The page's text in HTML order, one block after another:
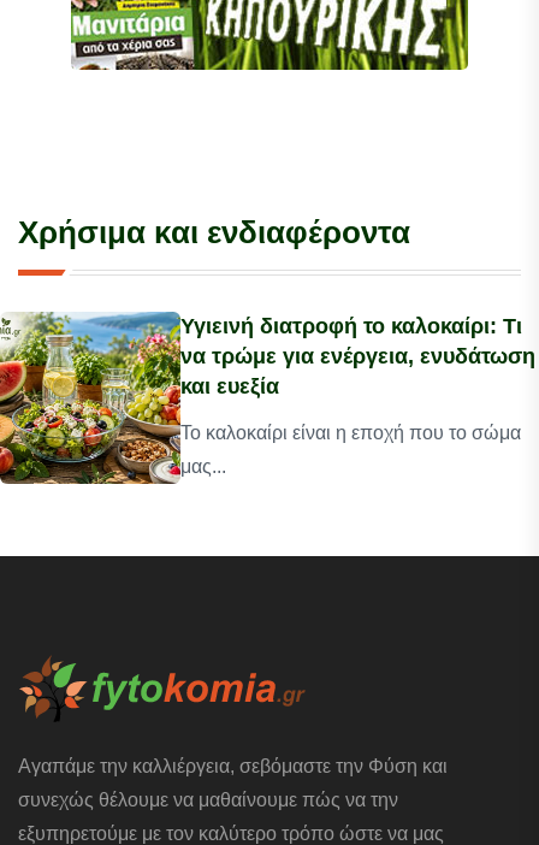
Χρήσιμα και ενδιαφέροντα
Υγιεινή διατροφή το καλοκαίρι: Τι
να τρώμε για ενέργεια, ενυδάτωση
και ευεξία
Το καλοκαίρι είναι η εποχή που το σώμα
μας...
Αγαπάμε την καλλιέργεια, σεβόμαστε την Φύση και
συνεχώς θέλουμε να μαθαίνουμε πώς να την
εξυπηρετούμε με τον καλύτερο τρόπο ώστε να μας